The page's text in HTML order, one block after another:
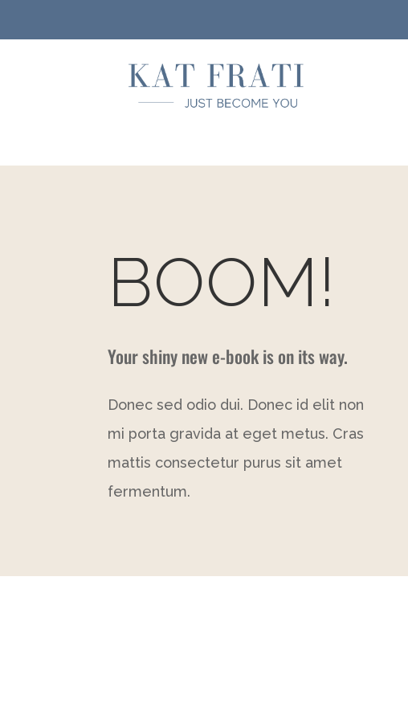
BOOM!
Your shiny new e-book is on its way.
Donec sed odio dui. Donec id elit non
mi porta gravida at eget metus. Cras
mattis consectetur purus sit amet
fermentum.